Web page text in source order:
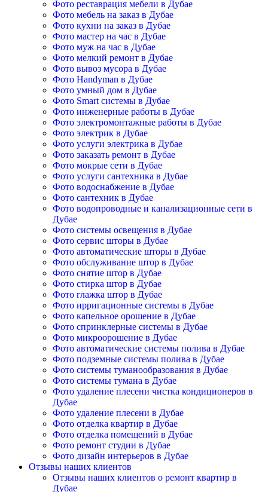
Фото реставрация мебели в Дубае
Фото мебель на заказ в Дубае
Фото кухни на заказ в Дубае
Фото мастер на час в Дубае
Фото муж на час в Дубае
Фото мелкий ремонт в Дубае
Фото вывоз мусора в Дубае
Фото Handyman в Дубае
Фото умный дом в Дубае
Фото Smart системы в Дубае
Фото инженерные работы в Дубае
Фото электромонтажные работы в Дубае
Фото электрик в Дубае
Фото услуги электрика в Дубае
Фото заказать ремонт в Дубае
Фото мокрые сети в Дубае
Фото услуги сантехника в Дубае
Фото водоснабжение в Дубае
Фото сантехник в Дубае
Фото водопроводные и канализационные сети в
Дубае
Фото системы освещения в Дубае
Фото сервис шторы в Дубае
Фото автоматические шторы в Дубае
Фото обслуживание штор в Дубае
Фото снятие штор в Дубае
Фото стирка штор в Дубае
Фото глажка штор в Дубае
Фото ирригационные системы в Дубае
Фото капельное орошение в Дубае
Фото спринклерные системы в Дубае
Фото микроорошение в Дубае
Фото автоматические системы полива в Дубае
Фото подземные системы полива в Дубае
Фото системы туманообразования в Дубае
Фото системы тумана в Дубае
Фото удаление плесени чистка кондиционеров в
Дубае
Фото удаление плесени в Дубае
Фото отделка квартир в Дубае
Фото отделка помещений в Дубае
Фото ремонт студии в Дубае
Фото дизайн интерьеров в Дубае
Отзывы наших клиентов
Отзывы наших клиентов о ремонт квартир в
Дубае